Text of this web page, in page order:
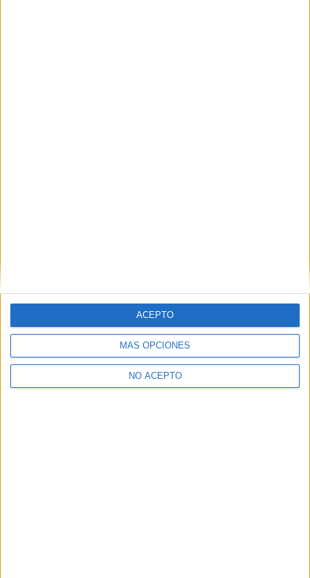
MÁS OPCIONES
NO ACEPTO
ACEPTO
Y como regalo de agradecimiento, por registrarte te daremos
gratis una copia de nuestro ebook con 100 consejos para tu
primer año de universidad